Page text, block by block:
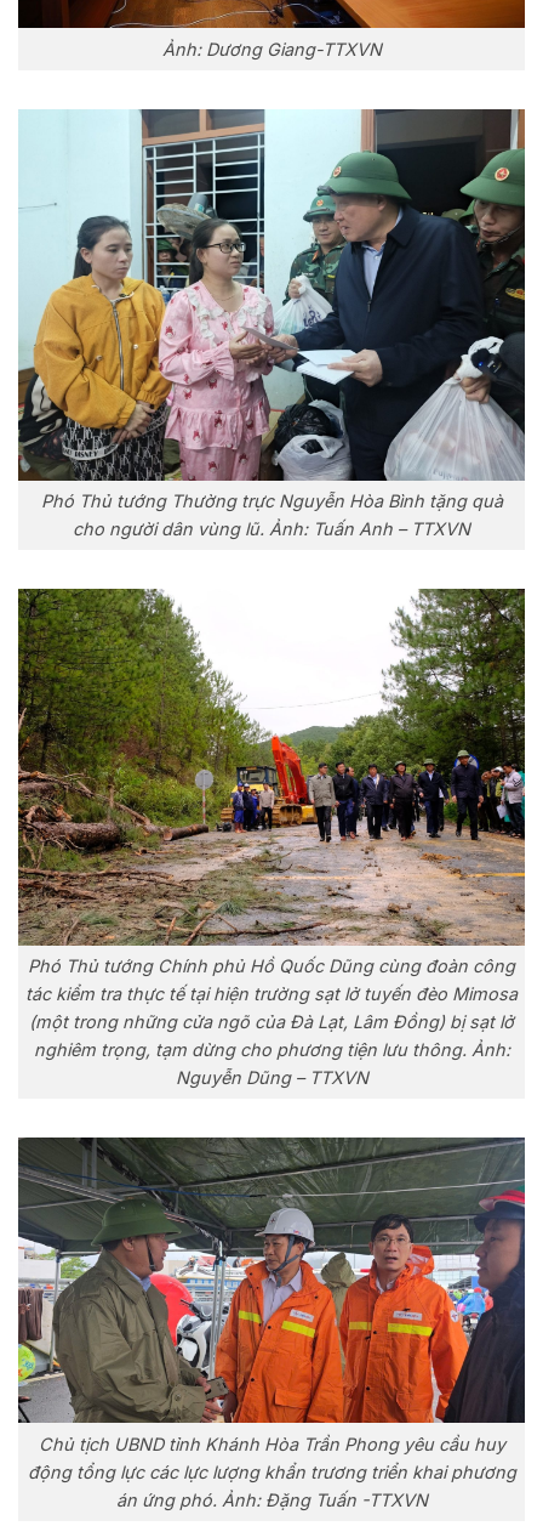
Ảnh: Dương Giang-TTXVN
Phó Thủ tướng Thường trực Nguyễn Hòa Bình tặng quà
cho người dân vùng lũ. Ảnh: Tuấn Anh – TTXVN
Phó Thủ tướng Chính phủ Hồ Quốc Dũng cùng đoàn công
tác kiểm tra thực tế tại hiện trường sạt lở tuyến đèo Mimosa
(một trong những cửa ngõ của Đà Lạt, Lâm Đồng) bị sạt lở
nghiêm trọng, tạm dừng cho phương tiện lưu thông. Ảnh:
Nguyễn Dũng – TTXVN
Chủ tịch UBND tỉnh Khánh Hòa Trần Phong yêu cầu huy
động tổng lực các lực lượng khẩn trương triển khai phương
án ứng phó. Ảnh: Đặng Tuấn -TTXVN